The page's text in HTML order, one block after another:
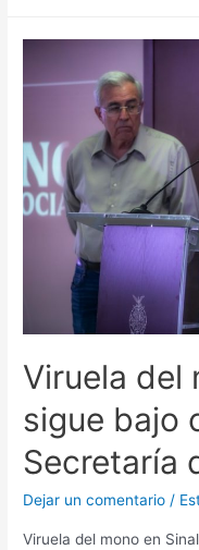
Viruela del
sigue bajo
Secretaría
Dejar un comentario /
Viruela del mono en